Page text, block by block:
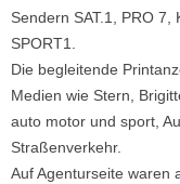
Sendern SAT.1, PRO 7,
SPORT1.
Die begleitende
Medien wie Stern,
auto motor und sport,
Straßenverkehr.
Auf Agenturseite waren